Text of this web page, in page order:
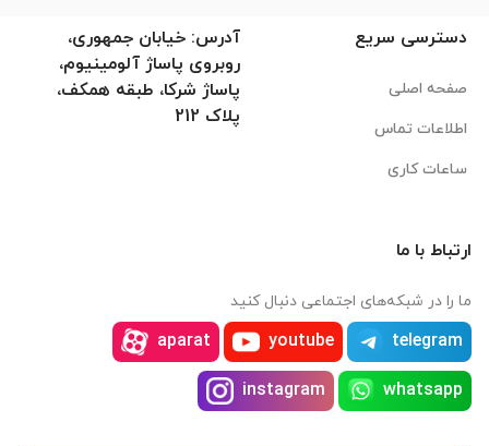
دسترسی سریع
صفحه اصلی
اطلاعات تماس
ساعات کاری
آدرس: خیابان جمهوری،
روبروی پاساژ آلومینیوم،
پاساژ شرکا، طبقه همکف،
پلاک 212
ارتباط با ما
ما را در شبکه‌های اجتماعی دنبال کنید
telegram
youtube
aparat
whatsapp
instagram